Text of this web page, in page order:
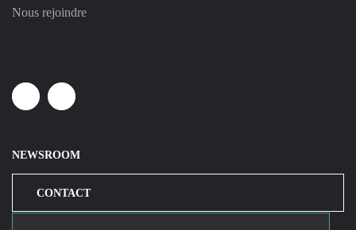
Nous rejoindre
LinkedinYoutube
NEWSROOM
CONTACT